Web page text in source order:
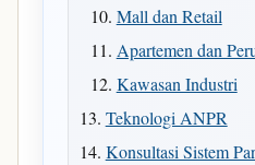
Mall dan Retail
Apartemen dan
Kawasan Industri
Teknologi ANPR
Konsultasi Sistem